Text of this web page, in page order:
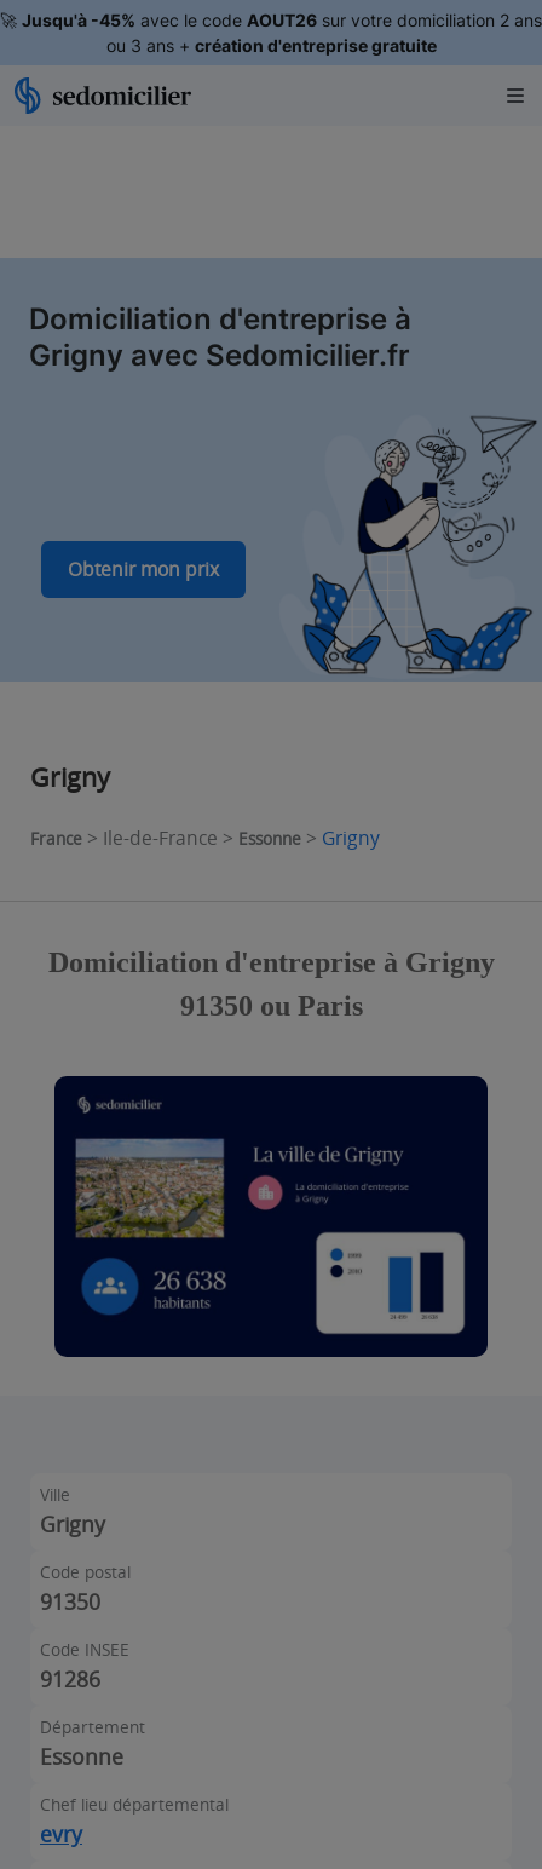
🚀 Jusqu'à -45% avec le code AOUT26 sur votre domiciliation 2 ans
ou 3 ans + création d'entreprise gratuite
Domiciliation d'entreprise à
Grigny avec Sedomicilier.fr
Obtenir mon prix
Grigny
France > Ile-de-France > Essonne > Grigny
Domiciliation d'entreprise à Grigny
91350 ou Paris
Ville
Grigny
Code postal
91350
Code INSEE
91286
Département
Essonne
Chef lieu départemental
evry